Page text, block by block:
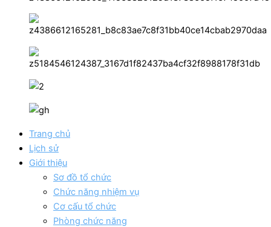
Trang chủ
Lịch sử
Giới thiệu
Sơ đồ tổ chức
Chức năng nhiệm vụ
Cơ cấu tổ chức
Phòng chức năng